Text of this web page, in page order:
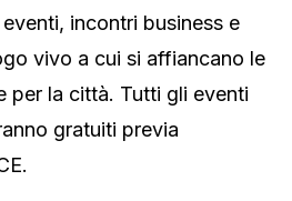
incontri business e
vivo a cui si affiancano le
per la città. Tutti gli eventi
gratuiti previa